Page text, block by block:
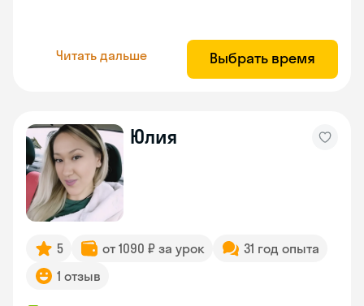
Читать дальше Выбрать время
Юлия
5 от 1090 ₽ за урок
31 год опыта
1 отзыв